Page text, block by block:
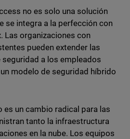
no es solo una solución
se integra a la perfección con
Las organizaciones con
pueden extender las
a los empleados
modelo de seguridad híbrido
es un cambio radical para las
tanto la infraestructura
en la nube. Los equipos